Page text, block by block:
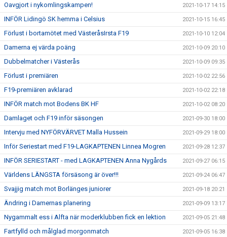
Oavgjort i nykomlingskampen! 2021-10-17 14:15
INFÖR Lidingö SK hemma i Celsius 2021-10-15 16:45
Förlust i bortamötet med VästeråsIrsta F19 2021-10-10 12:04
Damerna ej värda poäng 2021-10-09 20:10
Dubbelmatcher i Västerås 2021-10-09 09:35
Förlust i premiären 2021-10-02 22:56
F19-premiären avklarad 2021-10-02 22:18
INFÖR match mot Bodens BK HF 2021-10-02 08:20
Damlaget och F19 inför säsongen 2021-09-30 18:00
Intervju med NYFÖRVÄRVET Malla Hussein 2021-09-29 18:00
Inför Seriestart med F19-LAGKAPTENEN Linnea Mogren 2021-09-28 12:37
INFÖR SERIESTART - med LAGKAPTENEN Anna Nygårds 2021-09-27 06:15
Världens LÄNGSTA försäsong är över!!! 2021-09-24 06:47
Svajjig match mot Borlänges juniorer 2021-09-18 20:21
Ändring i Damernas planering 2021-09-09 13:17
Nygammalt ess i Alfta när moderklubben fick en lektion 2021-09-05 21:48
Fartfylld och målglad morgonmatch 2021-09-05 16:38